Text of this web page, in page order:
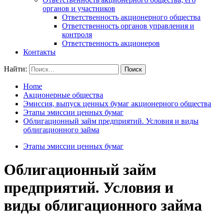
органов и участников
Ответственность акционерного общества
Ответственность органов управления и
контроля
Ответственность акционеров
Контакты
Найти:
Home
Акционерные общества
Эмиссия, выпуск ценных бумаг акционерного общества
Этапы эмиссии ценных бумаг
Облигационный займ предприятий. Условия и виды
облигационного займа
Этапы эмиссии ценных бумаг
Облигационный займ
предприятий. Условия и
виды облигационного займа